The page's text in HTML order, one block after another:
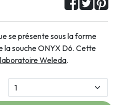
se présente sous la forme
la soucheONYX D6. Cette
laboratoire Weleda.